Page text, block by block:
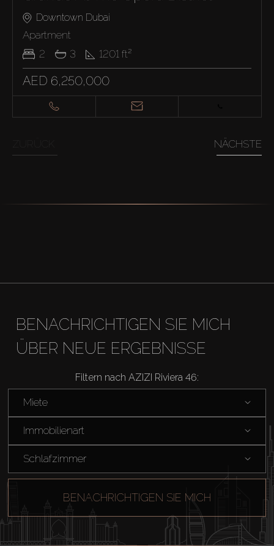
Downtown Dubai
Apartment
2
3 1201 ft²
AED 6,250,000
NÄCHSTE
BENACHRICHTIGEN SIE MICH
ÜBER NEUE ERGEBNISSE
Filtern nach AZIZI Riviera 46:
Miete
Immobilienart
Schlafzimmer
BENACHRICHTIGEN SIE MICH